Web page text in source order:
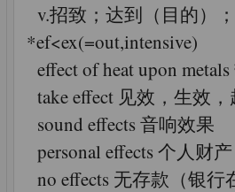
v.招致；达到（目的）
*ef<ex(=out,intensive)
effect of heat upon
take effect 见效，生效
sound effects 音响效果
personal effects 个人财产
no effects 无存款（银